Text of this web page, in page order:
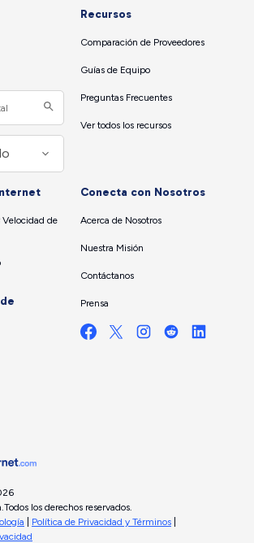
Recursos
Comparación de Proveedores
Guías de Equipo
Preguntas Frecuentes
Ver todos los recursos
de
Conecta con Nosotros
Acerca de Nosotros
Nuestra Misión
Contáctanos
Prensa
Todos los derechos reservados.
Política de Privacidad y Términos